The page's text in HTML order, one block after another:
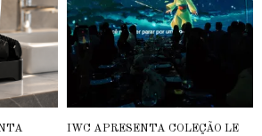
IWC APRESENTA COLEÇÃO LE